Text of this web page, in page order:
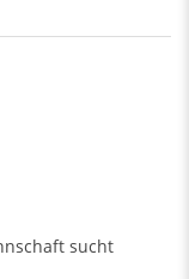
sucht